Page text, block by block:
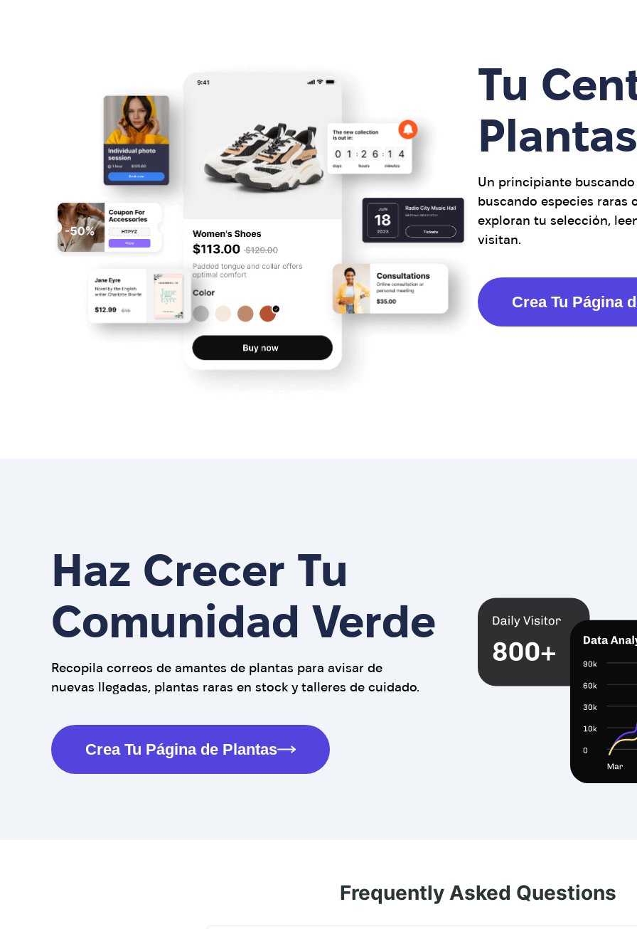
Tu
Un principiante
buscando especies
exploran tu selección,
visitan.
Crea Tu Página
Haz Crecer Tu
Comunidad Verde
Recopila correos de amantes de plantas para avisar de
nuevas llegadas, plantas raras en stock y talleres de cuidado.
Crea Tu Página de Plantas
Frequently Asked Questions